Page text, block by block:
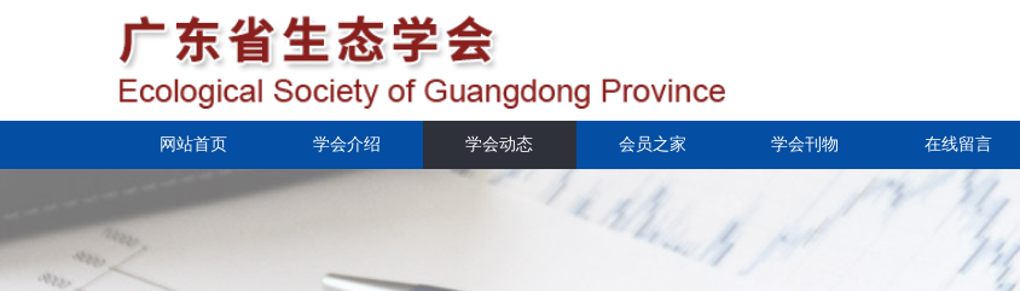
网站首页 学会介绍 学会动态 会员之家 学会刊物 在线留言